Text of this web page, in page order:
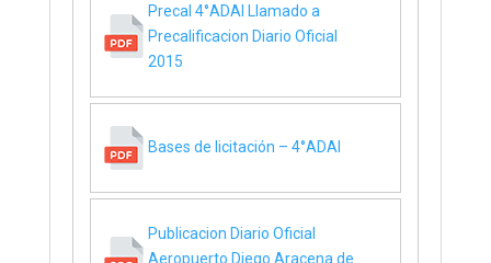
Precal 4°ADAI Llamado a
Precalificacion Diario Oficial
2015
Bases de licitación – 4°ADAI
Publicacion Diario Oficial
Aeropuerto Diego Aracena de